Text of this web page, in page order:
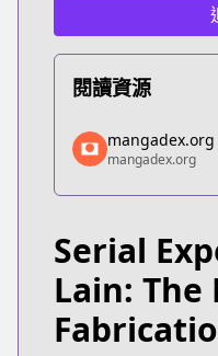
閱讀資源
mangadex.org
mangadex.org
https://
mangadex.org
mangadex.org
Serial
Lain: